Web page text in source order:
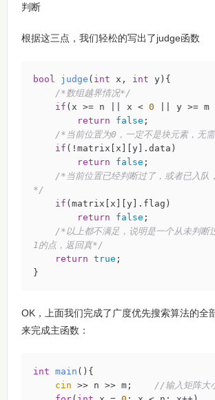
判断
根据这三点，我们轻松的写出了judge函数
bool judge ( int x, int y) {
/*数组越界情况*/
if (x >= n || x < 0 || y >= m
return
false ;
/*当前位置为0，一定不是块元素，无
if (!matrix[x][y].data)
return
false ;
/*当前位置已经判断过了，或者已入队
*/
if (matrix[x][y].flag)
return
false ;
/*以上都不满足，说明是一个从未判断
1的点，返回真*/
return true ;
}
OK，上面我们完成了广度优先搜索算法的全
来完成主函数：
int main () {
cin >> n >> m; //输入矩阵大